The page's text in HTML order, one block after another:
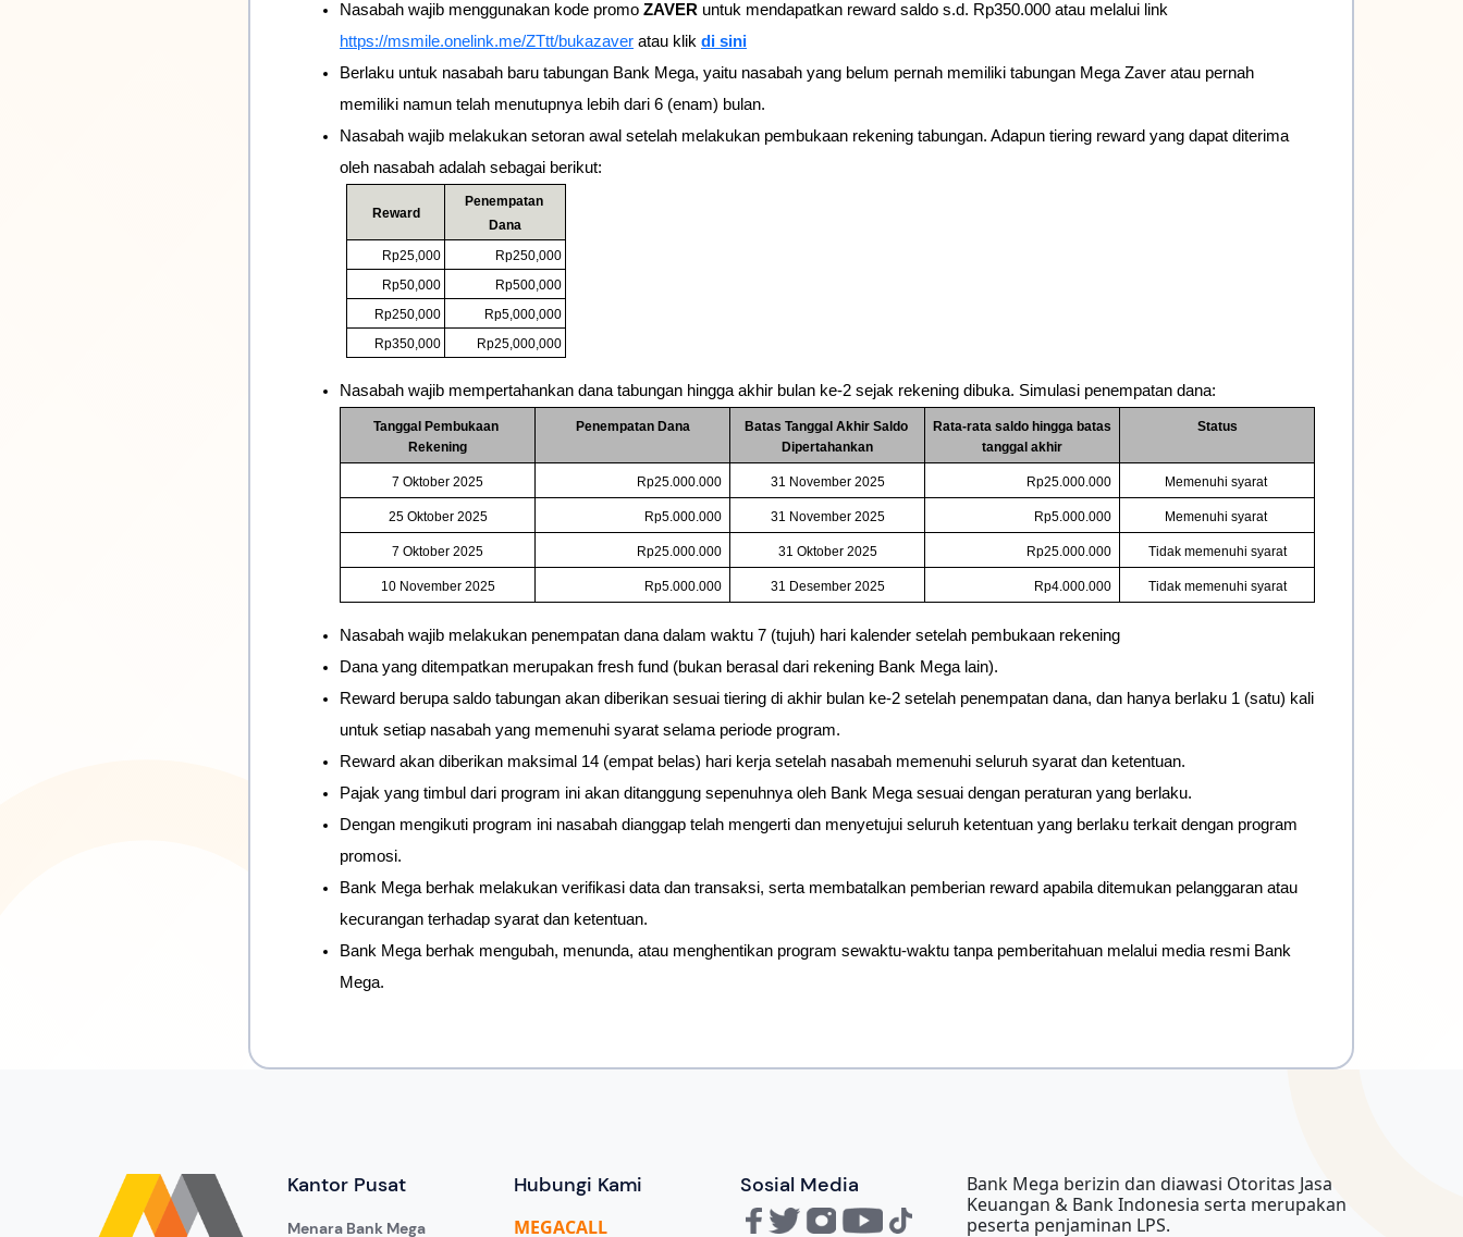
Nasabah wajib menggunakan kode promo ZAVER
https://msmile.onelink.me/ZTtt/bukazaver atau klik di sini
Berlaku untuk nasabah baru tabungan Bank Mega, yaitu nasabah yang belum pernah memiliki tabungan Mega Zaver atau pernah
memiliki namun telah menutupnya lebih dari 6 (enam) bulan.
Nasabah wajib melakukan setoran awal setelah melakukan pembukaan rekening tabungan. Adapun tiering reward yang dapat diterima
oleh nasabah adalah sebagai berikut:
Reward
Penempatan
Dana
Rp25,000
Rp250,000
Rp50,000
Rp500,000
Rp250,000
Rp5,000,000
Rp350,000
Rp25,000,000
Nasabah wajib mempertahankan dana tabungan hingga akhir bulan ke-2 sejak rekening dibuka. Simulasi penempatan dana:
Tanggal Pembukaan
Rekening
Penempatan Dana
Batas Tanggal Akhir Saldo
Dipertahankan
Rata-rata saldo hingga batas
tanggal akhir
Status
7 Oktober 2025 Rp25.000.000 31 November 2025 Rp25.000.000 Memenuhi syarat
25 Oktober 2025 Rp5.000.000 31 November 2025 Rp5.000.000 Memenuhi syarat
7 Oktober 2025 Rp25.000.000 31 Oktober 2025 Rp25.000.000 Tidak memenuhi syarat
10 November 2025 Rp5.000.000 31 Desember 2025 Rp4.000.000 Tidak memenuhi syarat
Nasabah wajib melakukan penempatan dana dalam waktu 7 (tujuh) hari kalender setelah pembukaan rekening
Dana yang ditempatkan merupakan fresh fund (bukan berasal dari rekening Bank Mega lain).
Reward berupa saldo tabungan akan diberikan sesuai tiering di akhir bulan ke-2 setelah penempatan dana, dan hanya berlaku 1 (satu) kali
untuk setiap nasabah yang memenuhi syarat selama periode program.
Reward akan diberikan maksimal 14 (empat belas) hari kerja setelah nasabah memenuhi seluruh syarat dan ketentuan.
Pajak yang timbul dari program ini akan ditanggung sepenuhnya oleh Bank Mega sesuai dengan peraturan yang berlaku.
Dengan mengikuti program ini nasabah dianggap telah mengerti dan menyetujui seluruh ketentuan yang berlaku terkait dengan program
promosi.
Bank Mega berhak melakukan verifikasi data dan transaksi, serta membatalkan pemberian reward apabila ditemukan pelanggaran atau
kecurangan terhadap syarat dan ketentuan.
Bank Mega berhak mengubah, menunda, atau menghentikan program sewaktu-waktu tanpa pemberitahuan melalui media resmi Bank
Mega.
Kantor Pusat
Menara Bank Mega
Hubungi Kami
MEGACALL
Sosial Media
Bank Mega berizin dan diawasi Otoritas Jasa
Keuangan & Bank Indonesia serta merupakan
peserta penjaminan LPS.